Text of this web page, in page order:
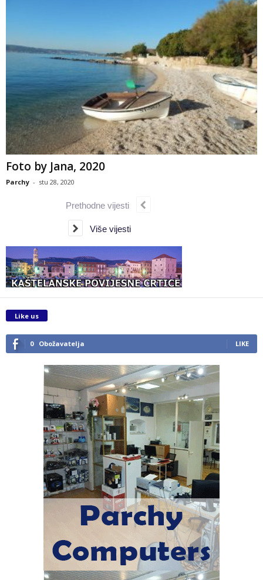
Foto by Jana, 2020
Parchy - stu 28, 2020
Prethodne vijesti
Više vijesti
Like us
0 Obožavatelja LIKE